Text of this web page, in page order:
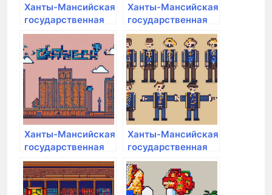
Ханты-Мансийская
государственная
медицинская
академия
Ханты-Мансийская
государственная
медицинская
академия
Ханты-Мансийская
государственная
медицинская
академия
Ханты-Мансийская
государственная
медицинская
академия